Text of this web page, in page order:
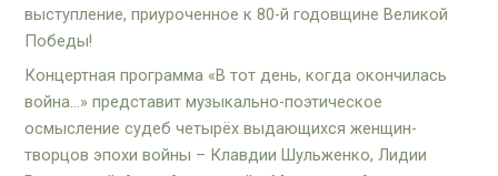
выступление, приуроченное к 80-й годовщине Великой
Победы!
Концертная программа «В тот день, когда окончилась
война…» представит музыкально-поэтическое
осмысление судеб четырёх выдающихся женщин-
творцов эпохи войны – Клавдии Шульженко, Лидии